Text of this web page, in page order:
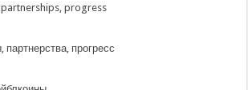
partnerships, progress
партнерства, прогресс